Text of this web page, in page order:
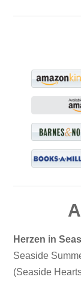
Herzen in
Seaside
(Seaside